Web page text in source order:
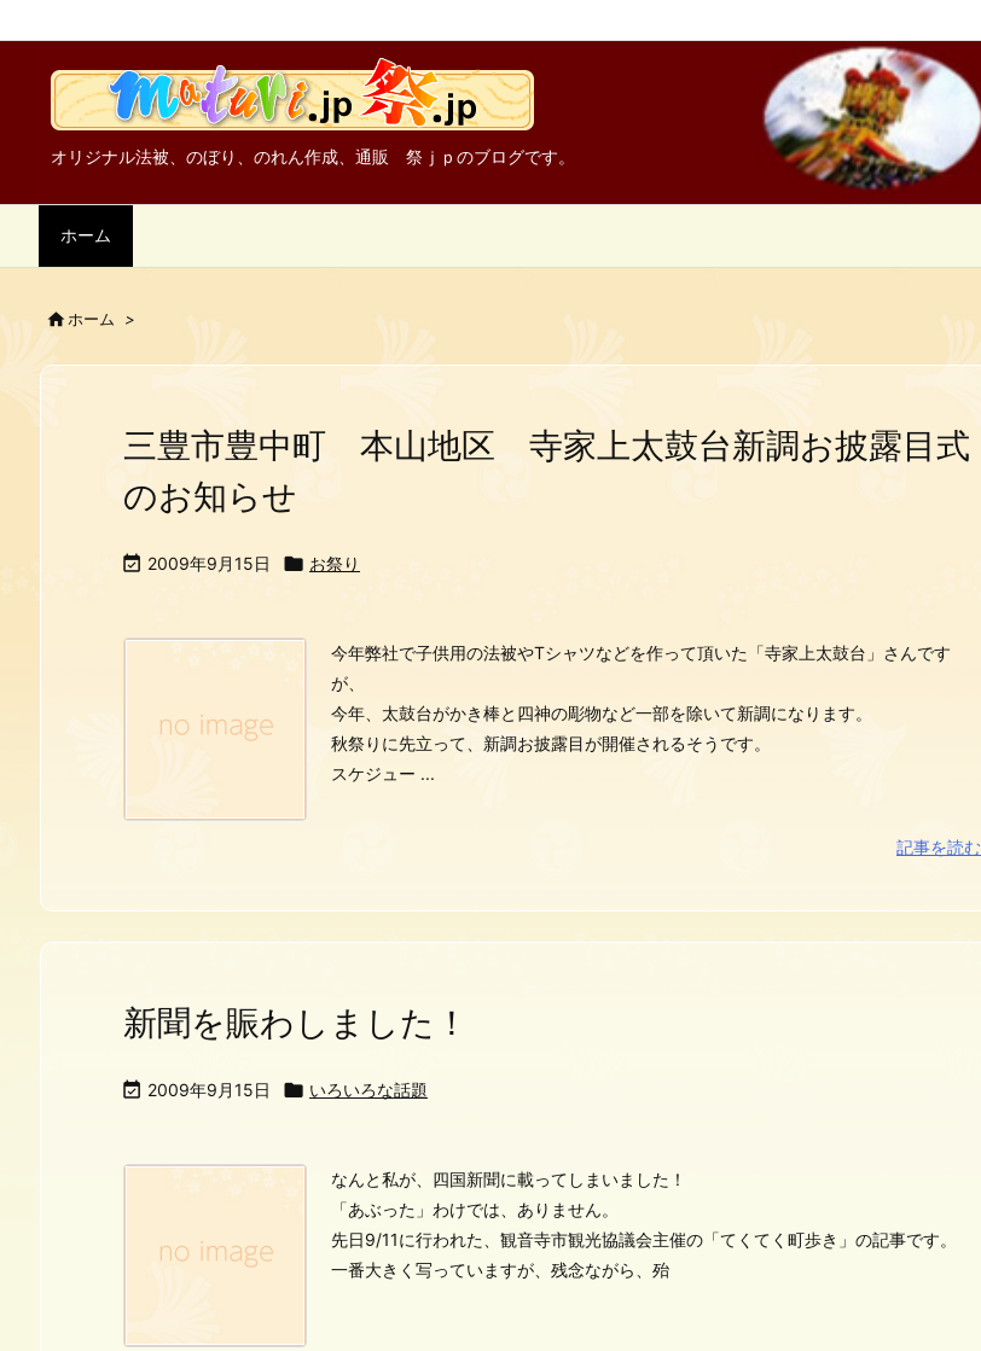
オリジナル法被、のぼり、のれん作成、通販 祭ｊｐのブログです。
ホーム
ホーム >
三豊市豊中町 本山地区 寺家上太鼓台新調お披露目式
のお知らせ
 2009年9月15日  お祭り
今年弊社で子供用の法被やTシャツなどを作って頂いた「寺家上太鼓台」さんです
が、
今年、太鼓台がかき棒と四神の彫物など一部を除いて新調になります。
秋祭りに先立って、新調お披露目が開催されるそうです。
スケジュー ...
記事を読む
新聞を賑わしました！
 2009年9月15日  いろいろな話題
なんと私が、四国新聞に載ってしまいました！
「あぶった」わけでは、ありません。
先日9/11に行われた、観音寺市観光協議会主催の「てくてく町歩き」の記事です。
一番大きく写っていますが、残念ながら、殆